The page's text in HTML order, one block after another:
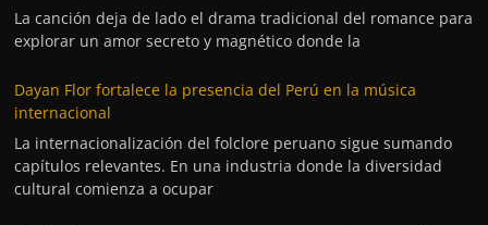
La canción deja de lado el drama tradicional del romance para
explorar un amor secreto y magnético donde la
Dayan Flor fortalece la presencia del Perú en la música
internacional
La internacionalización del folclore peruano sigue sumando
capítulos relevantes. En una industria donde la diversidad
cultural comienza a ocupar